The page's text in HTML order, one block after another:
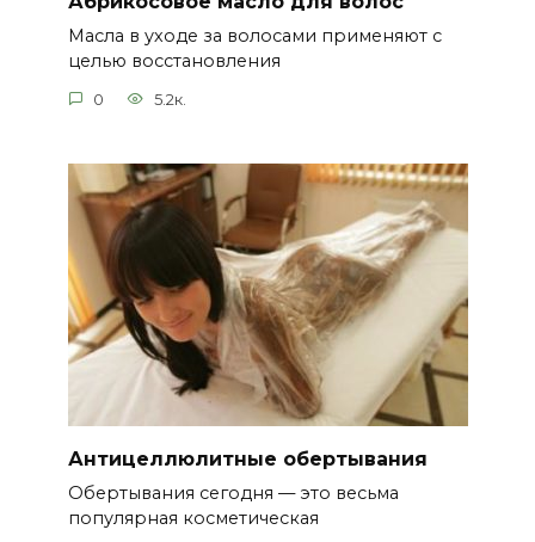
Масла в уходе за волосами применяют с
целью восстановления
0 5.2к.
Антицеллюлитные обертывания
Обертывания сегодня — это весьма
популярная косметическая